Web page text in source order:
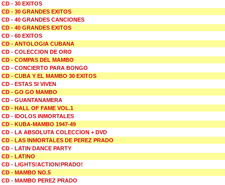
CD - 30 EXITOS
CD - 30 GRANDES EXITOS
CD - 40 GRANDES CANCIONES
CD - 40 GRANDES EXITOS
CD - 60 EXITOS
CD - ANTOLOGIA CUBANA
CD - COLECCION DE ORO
CD - COMPAS DEL MAMBO
CD - CONCIERTO PARA BONGO
CD - CUBA Y EL MAMBO 30 EXITOS
CD - ESTAS SI VIVEN
CD - GO GO MAMBO
CD - GUANTANAMERA
CD - HALL OF FAME VOL.1
CD - IDOLOS INMORTALES
CD - KUBA-MAMBO 1947-49
CD - LA ABSOLUTA COLECCION + DVD
CD - LAS INMORTALES DE PEREZ PRADO
CD - LATIN DANCE PARTY
CD - LATINO
CD - LIGHTS!ACTION!PRADO!
CD - MAMBO NO.5
CD - MAMBO PEREZ PRADO